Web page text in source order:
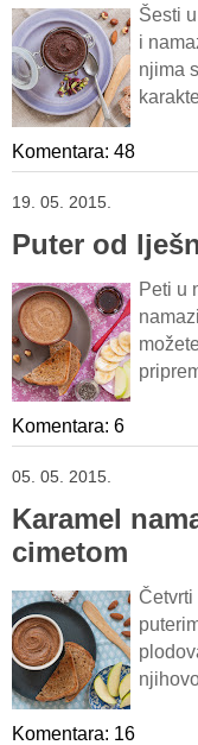
Šesti
i
njima
Komentara: 48
19. 05. 2015.
Puter od
Peti u
Komentara: 6
05. 05. 2015.
Karamel
cimetom
Četvrti
Komentara: 16